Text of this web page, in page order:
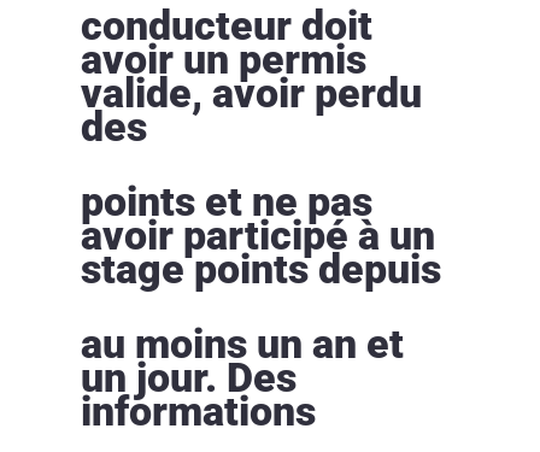
conducteur doit
avoir un permis
valide, avoir perdu
des
points et ne pas
avoir participé à un
stage points depuis
au moins un an et
un jour. Des
informations